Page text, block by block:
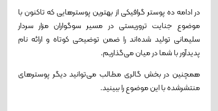
در ادامه ده پوستر گرافیکی از بهترین پوسترهایی که تاکنون با
موضوع جنایت تروریستی در مسیر سوگواران مزار سردار
سلیمانی تولید شده‌‍‎‌اند را ضمن توضیحی کوتاه و ارائه نام
پدیدآور با شما در میان می‌گذاریم.
همچنین در بخش گالری مطالب می‌توانید دیگر پوسترهای
منتشرشده با این موضوع را ببینید.